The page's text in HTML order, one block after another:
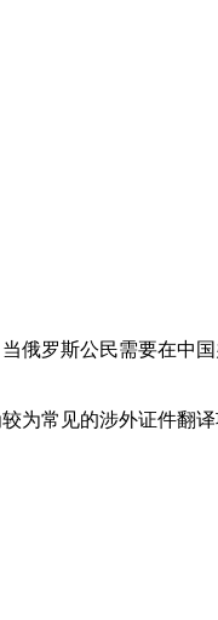
俄罗斯公民需要在中
为常见的涉外证件翻